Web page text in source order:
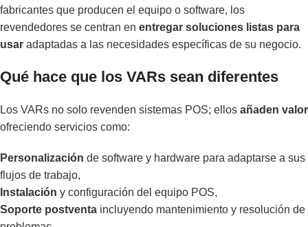
fabricantes que producen el equipo o software, los
revendedores se centran en entregar soluciones listas para
usar adaptadas a las necesidades específicas de su negocio.
Qué hace que los VARs sean diferentes
Los VARs no solo revenden sistemas POS; ellos añaden valor
ofreciendo servicios como:
Personalización de software y hardware para adaptarse a sus
flujos de trabajo,
Instalación y configuración del equipo POS,
Soporte postventa incluyendo mantenimiento y resolución de